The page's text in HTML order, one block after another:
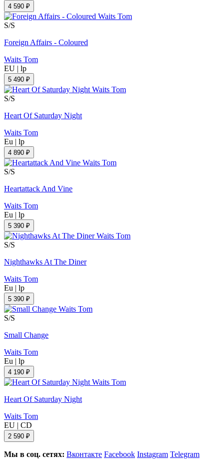
4 590 ₽
S/S
Foreign Affairs - Coloured
Waits Tom
EU | lp
5 490 ₽
S/S
Heart Of Saturday Night
Waits Tom
Eu | lp
4 890 ₽
S/S
Heartattack And Vine
Waits Tom
Eu | lp
5 390 ₽
S/S
Nighthawks At The Diner
Waits Tom
Eu | lp
5 390 ₽
S/S
Small Change
Waits Tom
Eu | lp
4 190 ₽
Heart Of Saturday Night
Waits Tom
EU | CD
2 590 ₽
Мы в соц. сетях: Вконтакте Facebook Instagram Telegram